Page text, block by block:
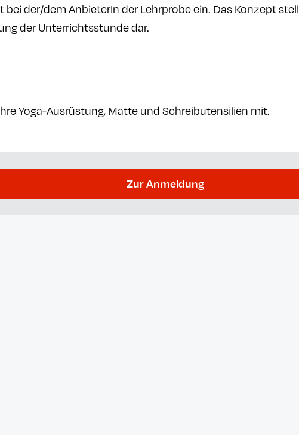
der/dem AnbieterIn der Lehrprobe ein. Das Konzept
der Unterrichtsstunde dar.
Yoga-Ausrüstung, Matte und Schreibutensilien mit.
Zur Anmeldung